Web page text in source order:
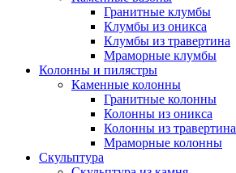
Гранитные клумбы
Клумбы из оникса
Клумбы из травертина
Мраморные клумбы
Колонны и пилястры
Каменные колонны
Гранитные колонны
Колонны из оникса
Колонны из травертина
Мраморные колонны
Скульптура